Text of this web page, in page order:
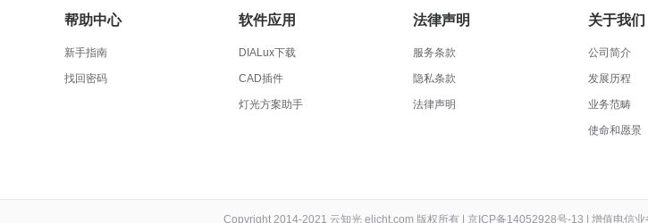
帮助中心
新手指南
找回密码
软件应用
DIALux下载
CAD插件
灯光方案助手
法律声明
服务条款
隐私条款
法律声明
关于我们
公司简介
发展历程
业务范畴
使命和愿景
Copyright 2014-2021 云知光 elicht.com 版权所有 京ICP备14052928号-13 增值电信